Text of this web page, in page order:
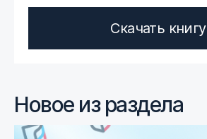
Скачать книгу
Новое из раздела